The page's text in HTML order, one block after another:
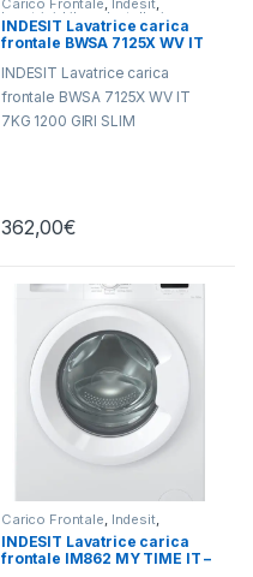
Carico Frontale, Indesit,
Lavatrici,Libera Installazione
INDESIT Lavatrice carica
frontale BWSA 7125X WV IT
INDESIT Lavatrice carica
frontale BWSA 7125X WV IT
7KG 1200 GIRI SLIM
362,00€
Carico Frontale, Indesit,
Lavatrici, Libera Installazione
INDESIT Lavatrice carica
frontale IM862 MY TIME IT –